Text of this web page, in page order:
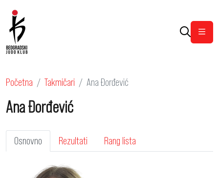
Početna Takmičari Ana Đorđević
Ana Đorđević
Osnovno Rezultati Rang lista